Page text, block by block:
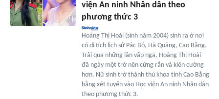
viện An ninh Nhân dân theo
phương thức 3
Hoàng Thị Hoài (sinh năm 2004) sinh ra ở nơi
có di tích lịch sử Pác Bó, Hà Quảng, Cao Bằng.
Trải qua những lần vấp ngã, Hoàng Thị Hoài
đã ngày một trở nên cứng rắn và kiên cường
hơn. Nữ sinh trở thành thủ khoa tỉnh Cao Bằng
bằng xét tuyển vào Học viện An ninh Nhân dân
theo phương thức 3.